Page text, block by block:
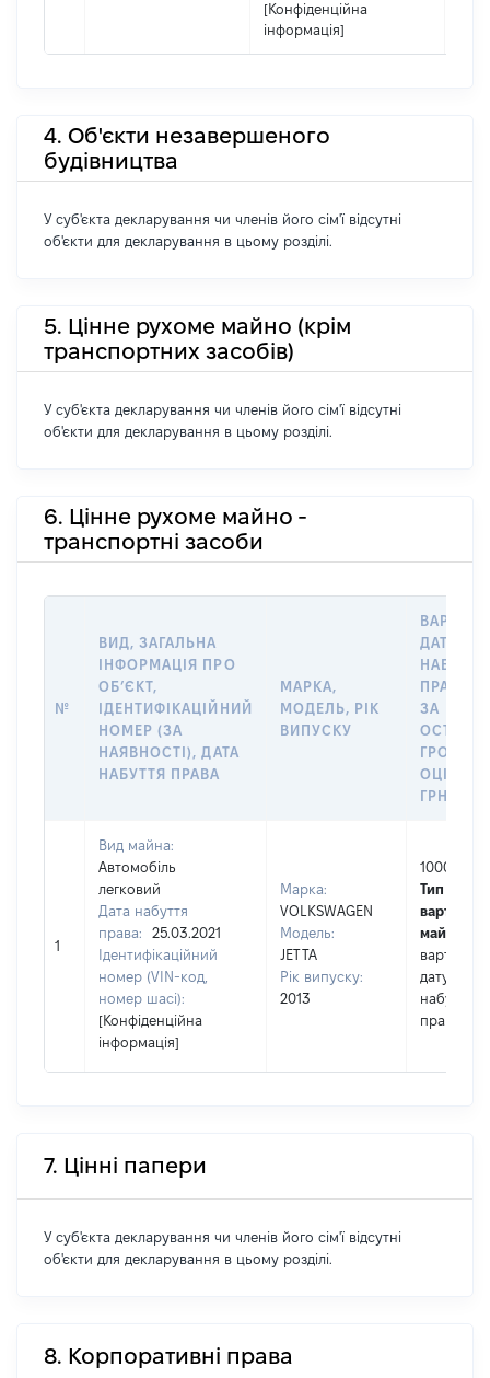
[Конфіденційна
інформація]
4. Об'єкти незавершеного
будівництва
У суб'єкта декларування чи членів його сім'ї відсутні
об'єкти для декларування в цьому розділі.
5. Цінне рухоме майно (крім
транспортних засобів)
У суб'єкта декларування чи членів його сім'ї відсутні
об'єкти для декларування в цьому розділі.
6. Цінне рухоме майно -
транспортні засоби
№
ВИД, ЗАГАЛЬНА
ІНФОРМАЦІЯ ПРО
ОБʼЄКТ,
ІДЕНТИФІКАЦІЙНИЙ
НОМЕР (ЗА
НАЯВНОСТІ), ДАТА
НАБУТТЯ ПРАВА
МАРКА,
МОДЕЛЬ, РІК
ВИПУСКУ
ДАТУ
НАБУТТЯ
ПРАВА
ЗА
ГРН
1
Вид майна:
Автомобіль
легковий
Дата набуття
права:
25.03.2021
Ідентифікаційний
номер (VIN-код,
номер шасі):
[Конфіденційна
інформація]
Марка:
VOLKSWAGEN
Модель:
JETTA
Рік випуску:
2013
100000
Тип
вартості
майна:
вартість
дату
набуття
права
7. Цінні папери
У суб'єкта декларування чи членів його сім'ї відсутні
об'єкти для декларування в цьому розділі.
8. Корпоративні права